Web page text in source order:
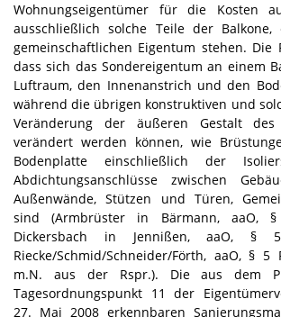
Wohnungseigentümer für die Kosten
ausschließlich solche Teile der
gemeinschaftlichen Eigentum stehen. Die
dass sich das Sondereigentum an einem
Luftraum, den Innenanstrich und den
während die übrigen konstruktiven und
Veränderung der äußeren Gestalt
verändert werden können, wie
Bodenplatte einschließlich der
Abdichtungsanschlüsse zwischen
Außenwände, Stützen und Türen,
sind (Armbrüster in Bärmann, aaO,
Dickersbach in Jennißen, aaO,
Riecke/Schmid/Schneider/Förth, aaO, §
m.N. aus der Rspr.). Die aus dem
Tagesordnungspunkt 11 der
27. Mai 2008 erkennbaren